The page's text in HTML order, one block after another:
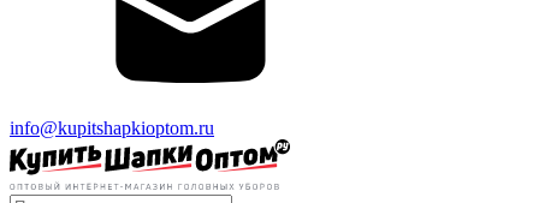
info@kupitshapkioptom.ru